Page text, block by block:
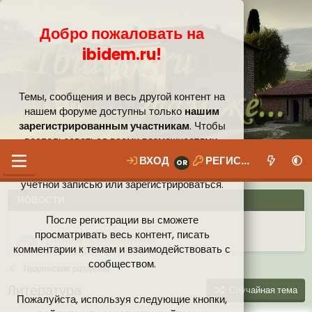
Добро пожаловать на
ibidem.ru!
Темы, сообщения и весь другой контент на
нашем форуме доступны только нашим
зарегистрированным участникам. Чтобы
воспользоваться всеми возможностями,
которые предлагает наше сообщество, вам
необходимо войти в систему под своей
учётной записью или зарегистрироваться.
После регистрации вы сможете
просматривать весь контент, писать
комментарии к темам и взаимодействовать с
сообществом.
Пожалуйста, используя следующие кнопки,
ВХОД РЕГИСТРАЦИЯ
Иконки пользователя
Ваши собственные смайлики
Аналитика от Ассистента
Новая система рейтинга (оценок) на форуме
Творческие разделы
Литература Случайная тема